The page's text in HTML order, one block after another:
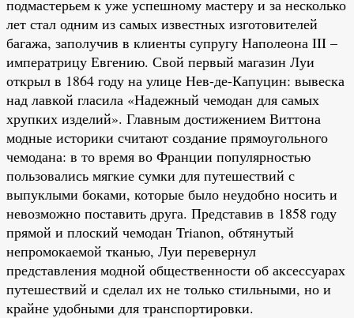
подмастерьем к уже успешному мастеру и за несколько
лет стал одним из самых известных изготовителей
багажа, заполучив в клиенты супругу Наполеона III –
императрицу Евгению. Свой первый магазин Луи
открыл в 1864 году на улице Нев-де-Капуцин: вывеска
над лавкой гласила «Надежный чемодан для самых
хрупких изделий». Главным достижением Виттона
модные историки считают создание прямоугольного
чемодана: в то время во Франции популярностью
пользовались мягкие сумки для путешествий с
выпуклыми боками, которые было неудобно носить и
невозможно поставить друга. Представив в 1858 году
прямой и плоский чемодан Trianon, обтянутый
непромокаемой тканью, Луи перевернул
представления модной общественности об аксессуарах
путешествий и сделал их не только стильными, но и
крайне удобными для транспортировки.